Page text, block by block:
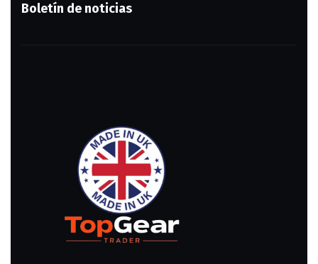
Boletín de noticias